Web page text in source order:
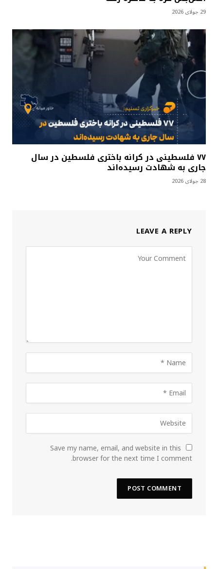
29 جولای 2026
۷۷ فلسطینی در کرانه باختری فلسطین در سال
جاری به شهادت رسیده‌اند
28 جولای 2026
LEAVE A REPLY
Save my name, email, and website in this
browser for the next time I comment.